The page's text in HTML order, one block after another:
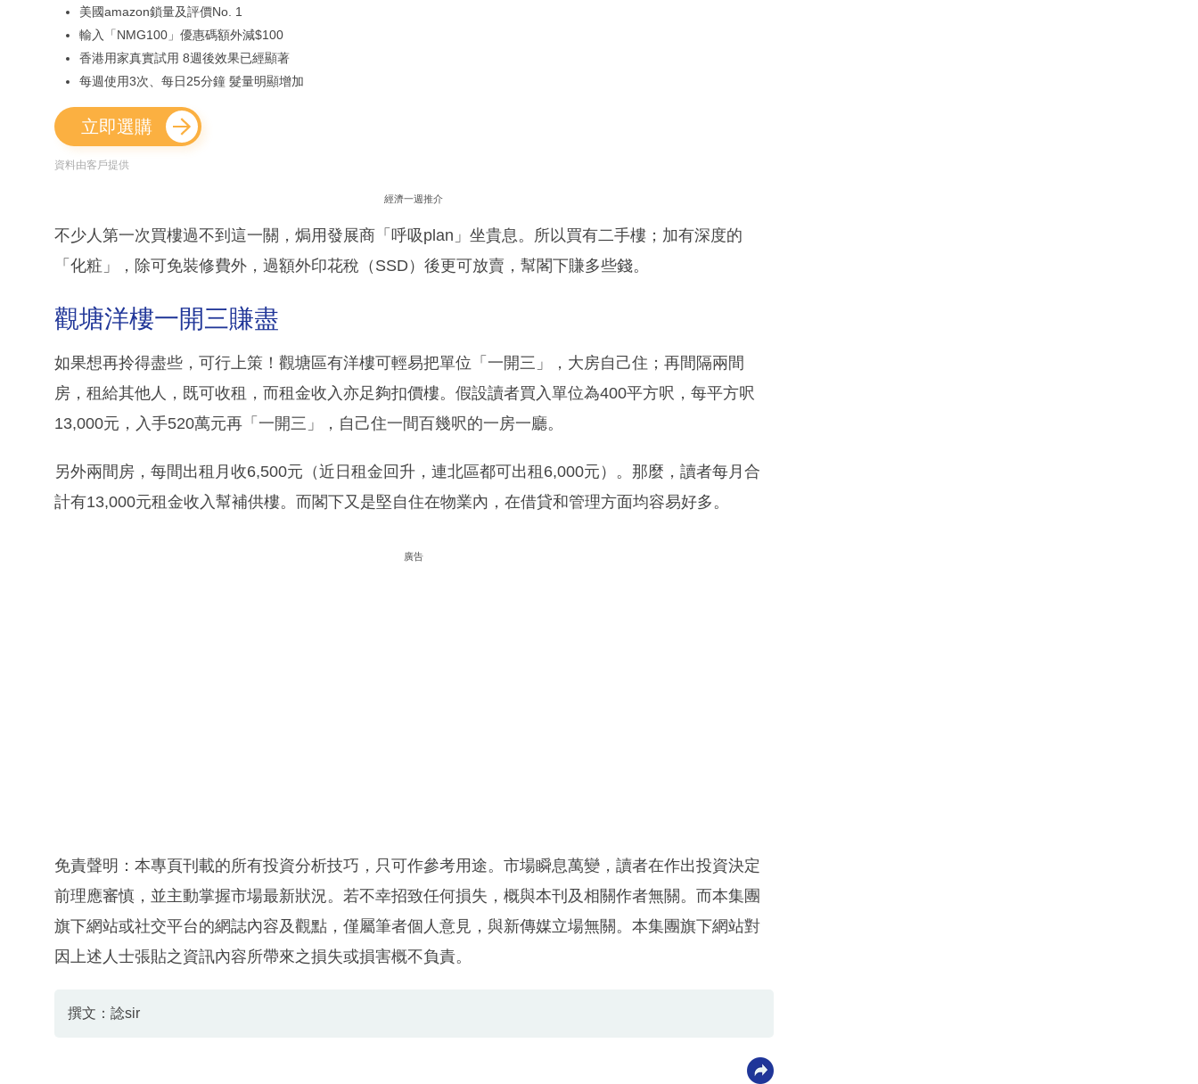
美國amazon鎖量及評價No. 1
輸入「NMG100」優惠碼額外減$100
香港用家真實試用 8週後效果已經顯著
每週使用3次、每日25分鐘 髮量明顯增加
立即選購
資料由客戶提供
經濟一週推介
不少人第一次買樓過不到這一關，焗用發展商「呼吸plan」坐貴息。所以買有二手樓；加有深度的
「化粧」，除可免裝修費外，過額外印花稅（SSD）後更可放賣，幫閣下賺多些錢。
觀塘洋樓一開三賺盡
如果想再拎得盡些，可行上策！觀塘區有洋樓可輕易把單位「一開三」，大房自己住；再間隔兩間
房，租給其他人，既可收租，而租金收入亦足夠扣價樓。假設讀者買入單位為400平方呎，每平方呎
13,000元，入手520萬元再「一開三」，自己住一間百幾呎的一房一廳。
另外兩間房，每間出租月收6,500元（近日租金回升，連北區都可出租6,000元）。那麼，讀者每月合
計有13,000元租金收入幫補供樓。而閣下又是堅自住在物業內，在借貸和管理方面均容易好多。
廣告
免責聲明：本專頁刊載的所有投資分析技巧，只可作參考用途。市場瞬息萬變，讀者在作出投資決定
前理應審慎，並主動掌握市場最新狀況。若不幸招致任何損失，概與本刊及相關作者無關。而本集團
旗下網站或社交平台的網誌內容及觀點，僅屬筆者個人意見，與新傳媒立場無關。本集團旗下網站對
因上述人士張貼之資訊內容所帶來之損失或損害概不負責。
撰文：諗sir